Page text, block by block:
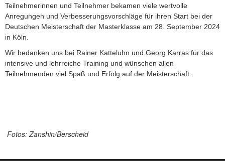
Teilnehmerinnen und Teilnehmer bekamen viele wertvolle
Anregungen und Verbesserungsvorschläge für ihren Start bei der
Deutschen Meisterschaft der Masterklasse am 28. September 2024
in Köln.
Wir bedanken uns bei Rainer Katteluhn und Georg Karras für das
intensive und lehrreiche Training und wünschen allen
Teilnehmenden viel Spaß und Erfolg auf der Meisterschaft.
Fotos: Zanshin/Berscheid